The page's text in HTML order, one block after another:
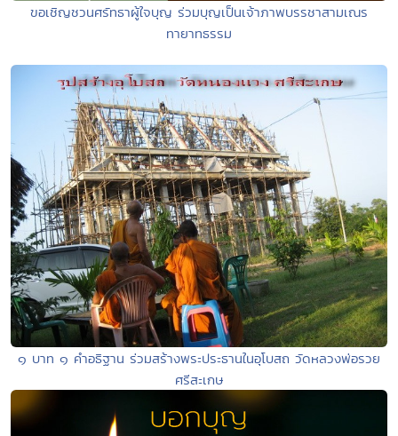
ขอเชิญชวนศรัทธาผู้ใจบุญ ร่วมบุญเป็นเจ้าภาพบรรชาสามเณร
ทายาทธรรม
๑ บาท ๑ คำอธิฐาน ร่วมสร้างพระประธานในอุโบสถ วัดหลวงพ่อรวย
ศรีสะเกษ